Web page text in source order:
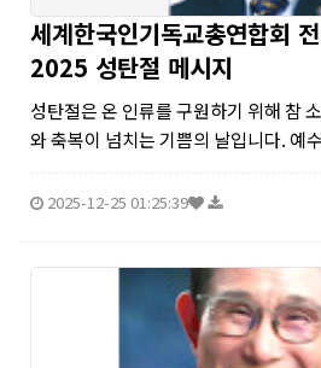
세계한국인기독교총연합회
2025 성탄절 메시지
성탄절은 온 인류를 구원하기 위해 참
와 축복이 넘치는 기쁨의 날입니다. 예
세계 한민족 위에 함께 하시기를 기원합
2025-12-25 01:25:39